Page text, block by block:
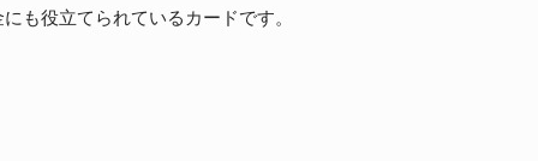
も役立てられているカードです。